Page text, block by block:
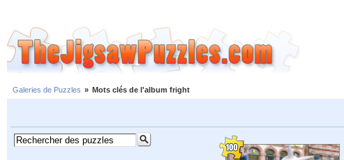
Galeries de Puzzles » Mots clés de l'album fright